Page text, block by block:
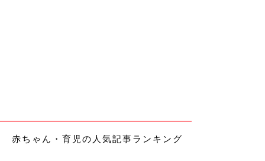
赤ちゃん・育児の人気記事ランキング